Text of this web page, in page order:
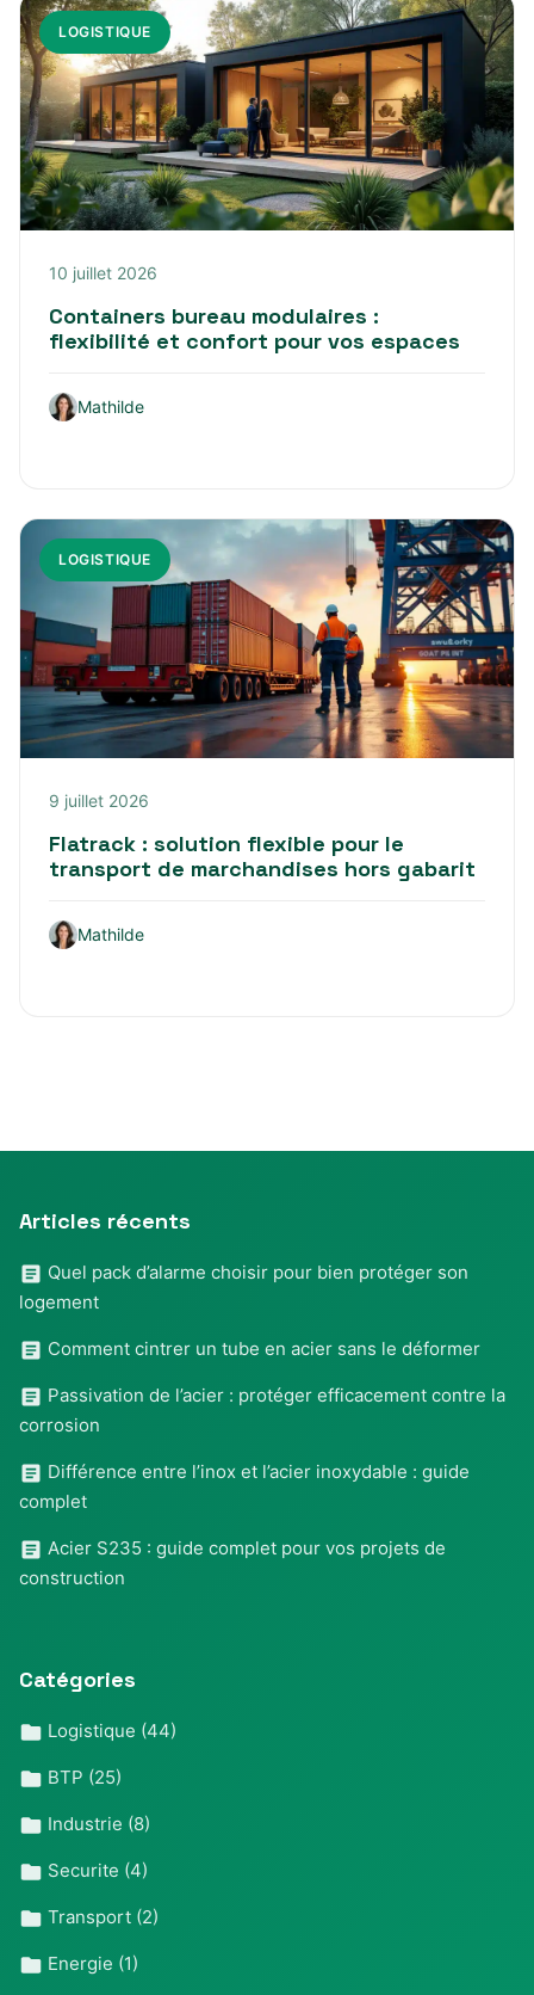
LOGISTIQUE
10 juillet 2026
Containers bureau modulaires :
flexibilité et confort pour vos espaces
Mathilde
LOGISTIQUE
9 juillet 2026
Flatrack : solution flexible pour le
transport de marchandises hors gabarit
Mathilde
Articles récents
Quel pack d’alarme choisir pour bien protéger son
logement
Comment cintrer un tube en acier sans le déformer
Passivation de l’acier : protéger efficacement contre la
corrosion
Différence entre l’inox et l’acier inoxydable : guide
complet
Acier S235 : guide complet pour vos projets de
construction
Catégories
Logistique (44)
BTP (25)
Industrie (8)
Securite (4)
Transport (2)
Energie (1)